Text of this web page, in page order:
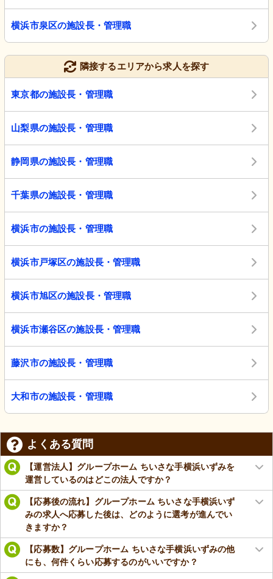
横浜市泉区の施設長・管理職
隣接するエリアから求人を探す
東京都の施設長・管理職
山梨県の施設長・管理職
静岡県の施設長・管理職
千葉県の施設長・管理職
横浜市の施設長・管理職
横浜市戸塚区の施設長・管理職
横浜市旭区の施設長・管理職
横浜市瀬谷区の施設長・管理職
藤沢市の施設長・管理職
大和市の施設長・管理職
よくある質問
【運営法人】グループホーム ちいさな手横浜いずみを
運営しているのはどこの法人ですか？
【応募後の流れ】グループホーム ちいさな手横浜いず
みの求人へ応募した後は、どのように選考が進んでい
きますか？
【応募数】グループホーム ちいさな手横浜いずみの他
にも、何件くらい応募するのがいいですか？